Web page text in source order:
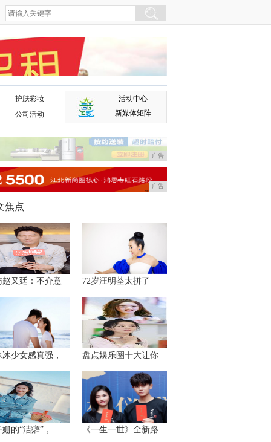
护肤彩妆
公司活动
活动中心
新媒体矩阵
广告
广告
焦点
赵又廷：不介意 72岁汪明荃太拼了
冰少女感真强， 盘点娱乐圈十大让你
的“洁癖”， 《一生一世》全新路